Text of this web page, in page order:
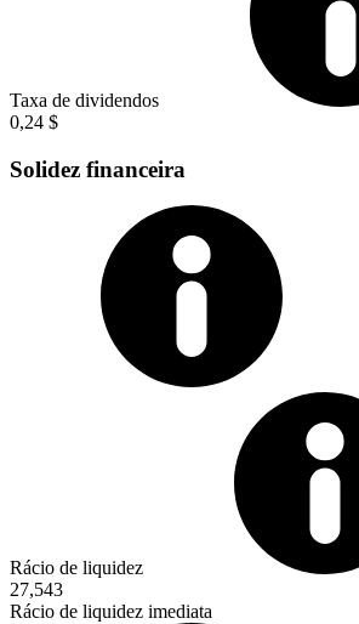
Taxa de dividendos
0,24 $
Solidez financeira
Rácio de liquidez
27,543
Rácio de liquidez imediata